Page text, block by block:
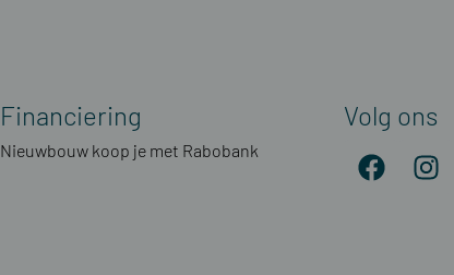
Financiering
Nieuwbouw koop je met Rabobank
Volg ons